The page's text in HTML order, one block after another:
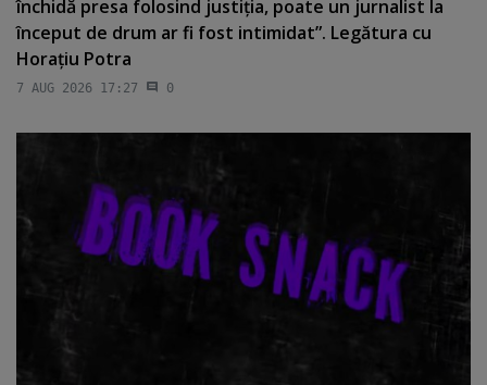
închidă presa folosind justiţia, poate un jurnalist la
început de drum ar fi fost intimidat”. Legătura cu
Horaţiu Potra
7 AUG 2026 17:27 0